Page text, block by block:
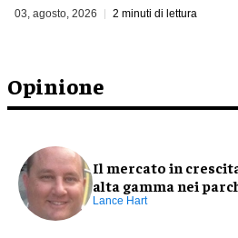
Opinione
Il mercato in
alta gamma nei
Lance Hart
03, agosto, 2026 2 minuti di lettura